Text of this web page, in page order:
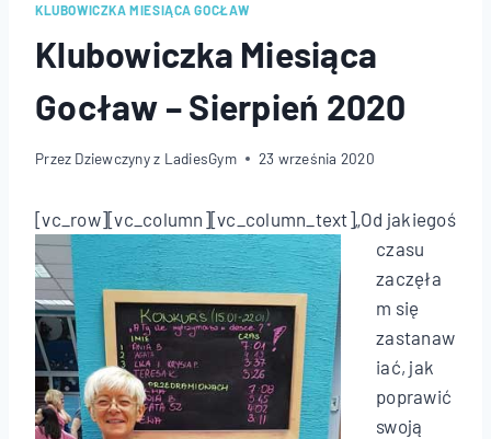
KLUBOWICZKA MIESIĄCA GOCŁAW
Klubowiczka Miesiąca
Gocław – Sierpień 2020
Przez Dziewczyny z LadiesGym 23 września 2020
[vc_row][vc_column][vc_column_text]„Od jakiegoś
czasu
zaczęła
m się
zastanaw
iać, jak
poprawić
swoją